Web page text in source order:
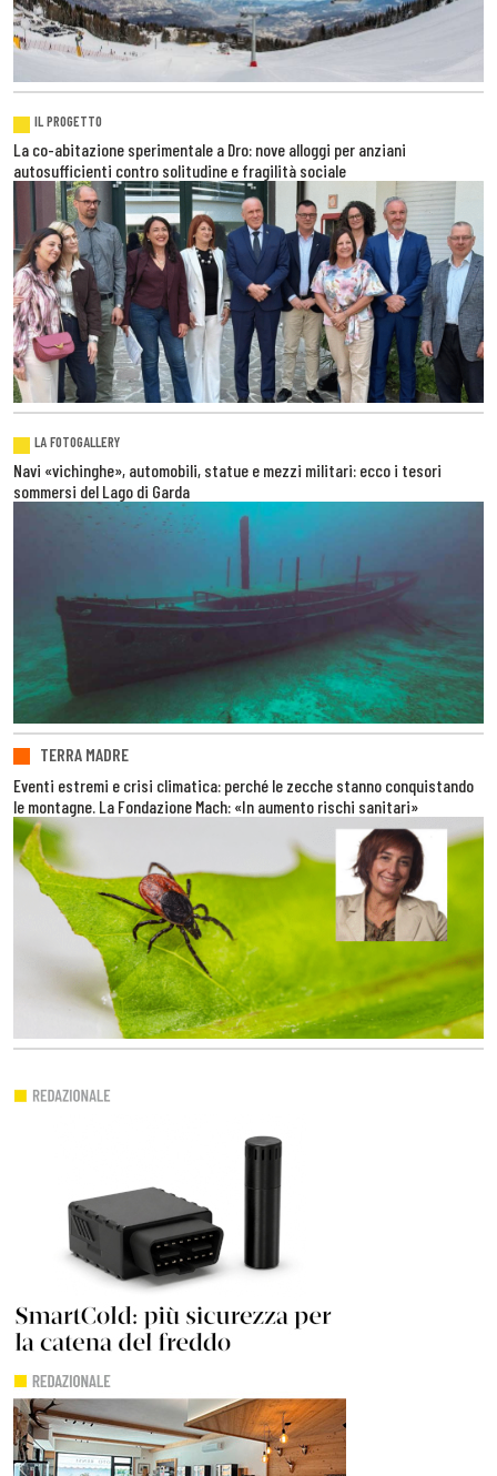
IL PROGETTO
La co-abitazione sperimentale a Dro: nove alloggi per anziani
autosufficienti contro solitudine e fragilità sociale
LA FOTOGALLERY
Navi «vichinghe», automobili, statue e mezzi militari: ecco i tesori
sommersi del Lago di Garda
TERRA MADRE
Eventi estremi e crisi climatica: perché le zecche stanno conquistando
le montagne. La Fondazione Mach: «In aumento rischi sanitari»